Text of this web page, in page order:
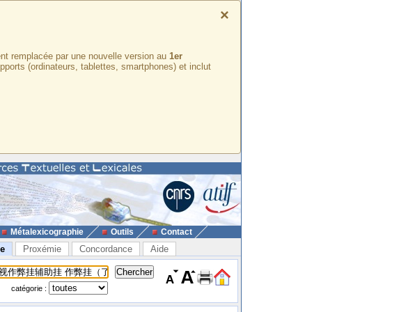
×
remplacée par une nouvelle version au 1er
(ordinateurs, tablettes, smartphones) et inclut
Métalexicographie Outils Contact
Proxémie Concordance Aide
catégorie :